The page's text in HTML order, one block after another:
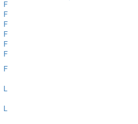
F
F
F
F
F
F
F
L
L